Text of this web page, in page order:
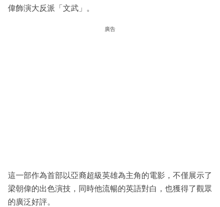
偉飾演大反派「文武」。
廣告
這一部作為首部以亞裔超級英雄為主角的電影，不僅展示了
梁朝偉的出色演技，同時他流暢的英語對白，也獲得了觀眾
的廣泛好評。